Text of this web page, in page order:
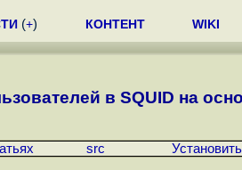
(+) КОНТЕНТ WIKI
в SQUID на
src